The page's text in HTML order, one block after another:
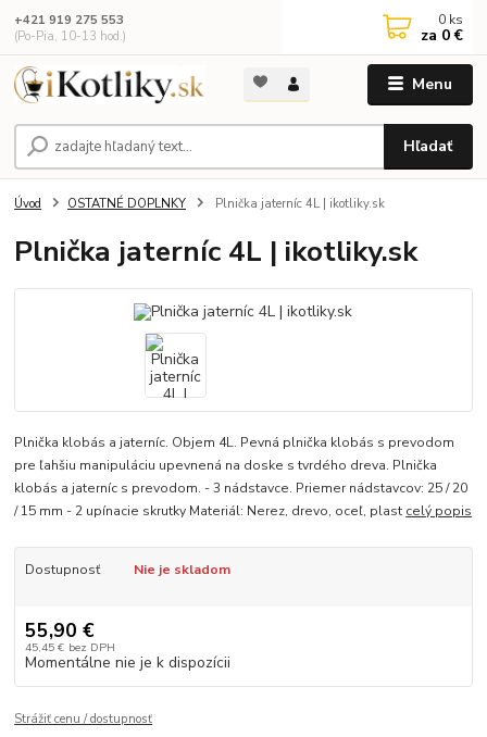
Menu
Hľadať
+421 919 275 553
(Po-Pia, 10-13 hod.)
0 ks
za 0 €
Úvod OSTATNÉ DOPLNKY Plnička jaterníc 4L | ikotliky.sk
Plnička jaterníc 4L | ikotliky.sk
Plnička klobás a jaterníc. Objem 4L. Pevná plnička klobás s prevodom
pre ľahšiu manipuláciu upevnená na doske s tvrdého dreva. Plnička
klobás a jaterníc s prevodom. - 3 nádstavce. Priemer nádstavcov: 25 / 20
/ 15 mm - 2 upínacie skrutky Materiál: Nerez, drevo, oceľ, plast celý popis
Dostupnosť Nie je skladom
55,90 €
45,45 € bez DPH
Momentálne nie je k dispozícii
Strážiť cenu / dostupnosť